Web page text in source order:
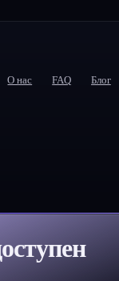
О нас FAQ Блог